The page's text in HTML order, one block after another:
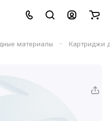
материалы – Картриджи